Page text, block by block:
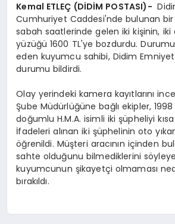
MAGAZIN
SAĞLIK
TEKNOLOJI
Kemal ETLEÇ (DİDİM POSTASI)-
Cumhuriyet Caddesi'nde bulunan
sabah saatlerinde gelen iki kişinin,
yüzüğü 1600 TL'ye bozdurdu.
eden kuyumcu sahibi, Didim
durumu bildirdi.
Olay yerindeki kamera kayıtlarını
Şube Müdürlüğüne bağlı ekipler, 1998
doğumlu H.M.A. isimli iki şüpheliyi
İfadeleri alınan iki şüphelinin oto
öğrenildi. Müşteri aracının içinden
sahte olduğunu bilmediklerini
kuyumcunun şikayetçi olmaması
bırakıldı.